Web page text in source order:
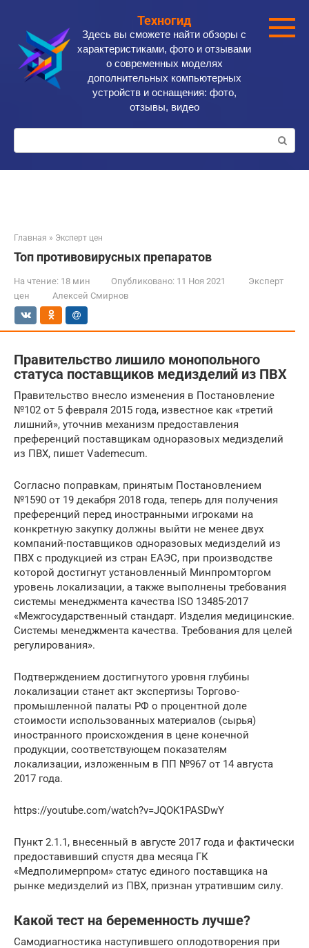
контенту
Техногид
Здесь вы сможете найти обзоры с
характеристиками, фото и отзывами
о современных моделях
дополнительных компьютерных
устройств и оснащения: фото,
отзывы, видео
Поиск:
Главная » Эксперт цен
Топ противовирусных препаратов
На чтение: 18 мин Опубликовано: 11 Ноя 2021
Эксперт
цен
Алексей Смирнов
Правительство лишило монопольного
статуса поставщиков медизделий из ПВХ
Правительство внесло изменения в Постановление
№102 от 5 февраля 2015 года, известное как «третий
лишний», уточнив механизм предоставления
преференций поставщикам одноразовых медизделий
из ПВХ, пишет Vademecum.
Cогласно поправкам, принятым Постановлением
№1590 от 19 декабря 2018 года, теперь для получения
преференций перед иностранными игроками на
конкретную закупку должны выйти не менее двух
компаний-поставщиков одноразовых медизделий из
ПВХ с продукцией из стран ЕАЭС, при производстве
которой достигнут установленный Минпромторгом
уровень локализации, а также выполнены требования
системы менеджмента качества ISO 13485-2017
«Межгосударственный стандарт. Изделия медицинские.
Системы менеджмента качества. Требования для целей
регулирования».
Подтверждением достигнутого уровня глубины
локализации станет акт экспертизы Торгово-
промышленной палаты РФ о процентной доле
стоимости использованных материалов (сырья)
иностранного происхождения в цене конечной
продукции, соответствующем показателям
локализации, изложенным в ПП №967 от 14 августа
2017 года.
https://youtube.com/watch?v=JQOK1PASDwY
Пункт 2.1.1, внесенный в августе 2017 года и фактически
предоставивший спустя два месяца ГК
«Медполимерпром» статус единого поставщика на
рынке медизделий из ПВХ, признан утратившим силу.
Какой тест на беременность лучше?
Самодиагностика наступившего оплодотворения при